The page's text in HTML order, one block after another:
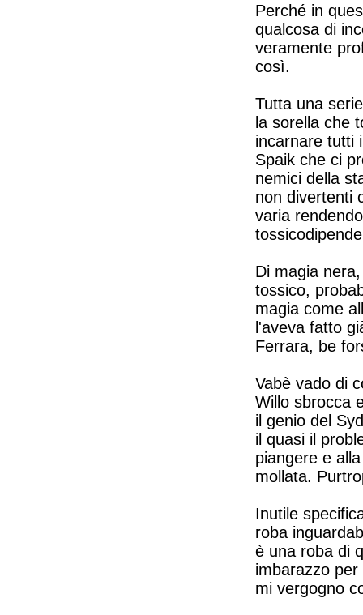
Perché in
qualcosa di
veramente
così.
Tutta una
la sorella che
incarnare tutti
Spaik che ci
nemici della
non divertenti
varia
Di magia
tossico,
magia come
l'aveva fatto
Ferrara, be
Vabè vado di
Willo sbrocca
il genio del
il quasi il
piangere e
mollata.
Inutile
roba
è una roba di
imbarazzo
mi vergogno